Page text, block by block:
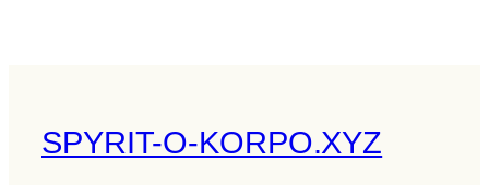
SPYRIT-O-KORPO.XYZ